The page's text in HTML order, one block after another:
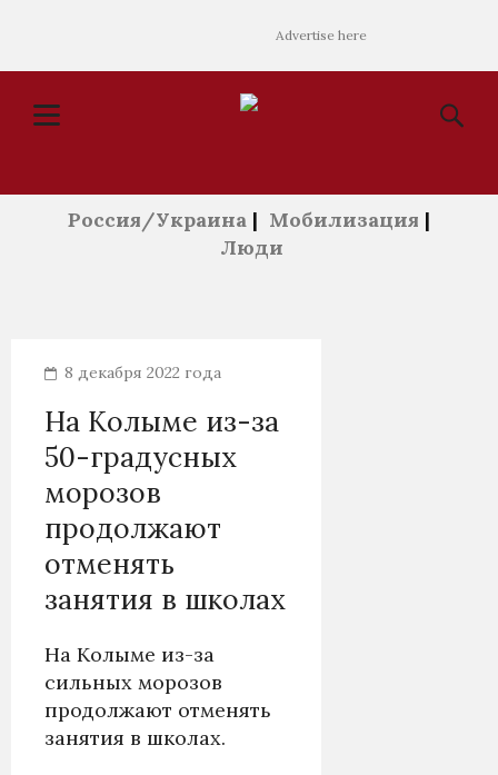
Advertise here
Россия/Украина | Мобилизация |
Люди
8 декабря 2022 года
На Колыме из-за
50-градусных
морозов
продолжают
отменять
занятия в школах
На Колыме из-за
сильных морозов
продолжают отменять
занятия в школах.